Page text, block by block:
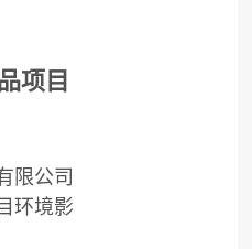
项目
限公司
环境影